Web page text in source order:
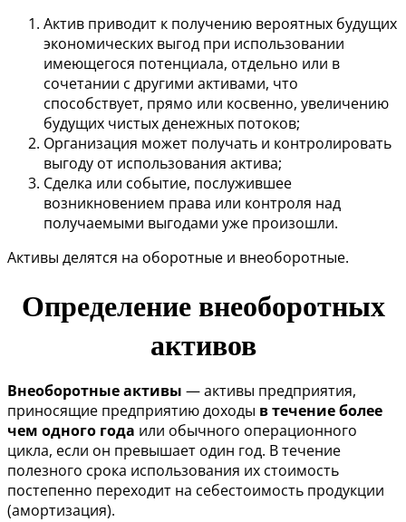
Актив приводит к получению вероятных будущих
экономических выгод при использовании
имеющегося потенциала, отдельно или в
сочетании с другими активами, что
способствует, прямо или косвенно, увеличению
будущих чистых денежных потоков;
Организация может получать и контролировать
выгоду от использования актива;
Сделка или событие, послужившее
возникновением права или контроля над
получаемыми выгодами уже произошли.
Активы делятся на оборотные и внеоборотные.
Определение внеоборотных
активов
Внеоборотные активы — активы предприятия,
приносящие предприятию доходы в течение более
чем одного года или обычного операционного
цикла, если он превышает один год. В течение
полезного срока использования их стоимость
постепенно переходит на себестоимость продукции
(амортизация).